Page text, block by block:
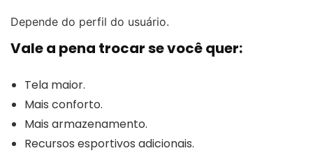
Depende do perfil do usuário.
Vale a pena trocar se você quer:
Tela maior.
Mais conforto.
Mais armazenamento.
Recursos esportivos adicionais.